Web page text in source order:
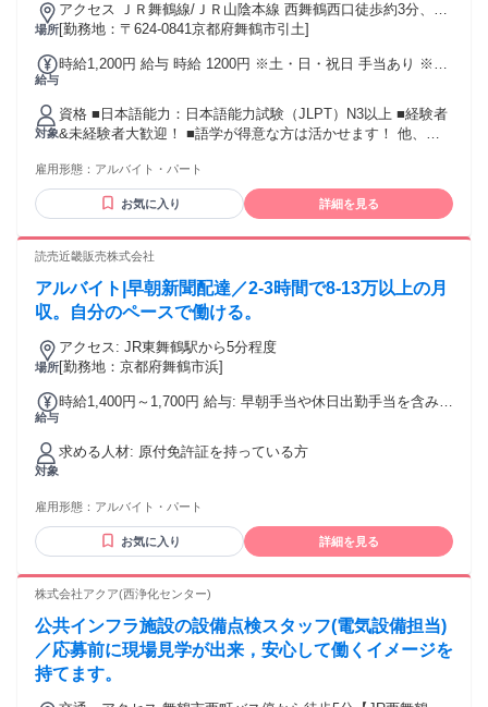
場所
アクセス ＪＲ舞鶴線/ＪＲ山陰本線 西舞鶴西口徒歩約3分、京
都丹後鉄道宮舞線 西舞鶴西口徒歩約3分
[勤務地：〒624-0841京都府舞鶴市引土]
給与
時給1,200円 給与 時給 1200円 ※土・日・祝日 手当あり ※
対象
資格 ■日本語能力：日本語能力試験（JLPT）N3以上 ■経験者
&未経験者大歓迎！ ■語学が得意な方は活かせます！ 他、長
歴不問 英語・中国語話せる方歓迎、フリーター歓迎 スキルア
ップしたい方、学生歓迎、掛け持ち 副業・Wワーク歓迎、新
卒・第二新卒歓迎 年齢の条件と理由：・65歳未満の方(定年の
雇用形態： アルバイト・パート
お気に入り 詳細を見る
読売近畿販売株式会社
アルバイト|早朝新聞配達／2-3時間で8-13万以上の月
収。自分のペースで働ける。
場所
アクセス: JR東舞鶴駅から5分程度
[勤務地：京都府舞鶴市浜]
給与
時給1,400円～1,700円 給与: 早朝手当や休日出勤手当を含みま
対象
求める人材: 原付免許証を持っている方
雇用形態： アルバイト・パート
お気に入り 詳細を見る
株式会社アクア(西浄化センター)
公共インフラ施設の設備点検スタッフ(電気設備担当)
／応募前に現場見学が出来，安心して働くイメージを
持てます。